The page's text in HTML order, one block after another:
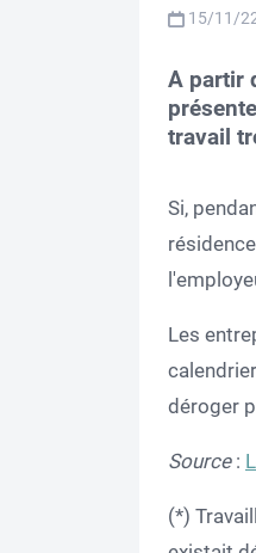
15/11/
A partir
travail
Si,
Les
déroger
Source:
(*)